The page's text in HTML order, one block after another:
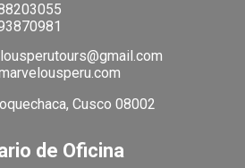
Cusco 08002
de Oficina